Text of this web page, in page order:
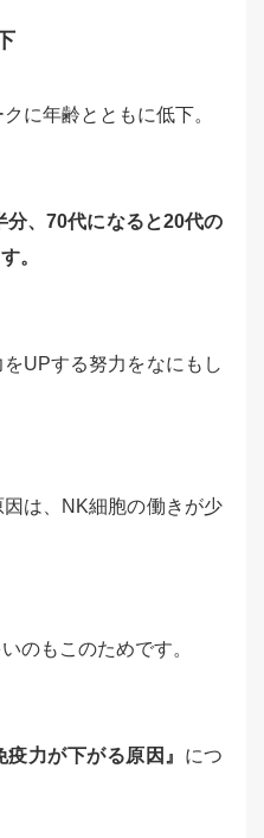
に年齢とともに低下。
分、70代になると20代の
。
UPする努力をなにもし
は、NK細胞の働きが少
のもこのためです。
疫力が下がる原因』 につ